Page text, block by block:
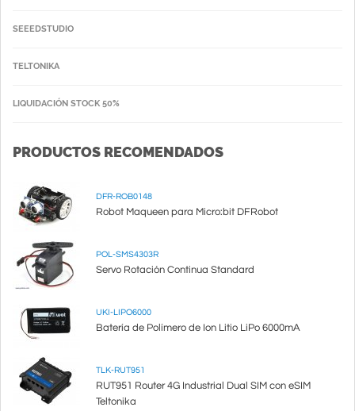
SEEEDSTUDIO
TELTONIKA
LIQUIDACIÓN STOCK 50%
PRODUCTOS RECOMENDADOS
DFR-ROB0148
Robot Maqueen para Micro:bit DFRobot
POL-SMS4303R
Servo Rotación Continua Standard
UKI-LIPO6000
Batería de Polímero de Ion Litio LiPo 6000mA
TLK-RUT951
RUT951 Router 4G Industrial Dual SIM con eSIM
Teltonika